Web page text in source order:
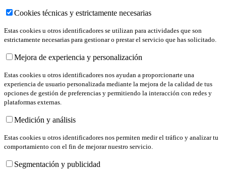
Cookies técnicas y estrictamente necesarias
Estas cookies u otros identificadores se utilizan para actividades que son
estrictamente necesarias para gestionar o prestar el servicio que has solicitado.
Mejora de experiencia y personalización
Estas cookies u otros identificadores nos ayudan a proporcionarte una
experiencia de usuario personalizada mediante la mejora de la calidad de tus
opciones de gestión de preferencias y permitiendo la interacción con redes y
plataformas externas.
Medición y análisis
Estas cookies u otros identificadores nos permiten medir el tráfico y analizar tu
comportamiento con el fin de mejorar nuestro servicio.
Segmentación y publicidad